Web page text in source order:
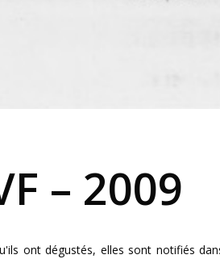
– 2009
ont dégustés, elles sont notifiés